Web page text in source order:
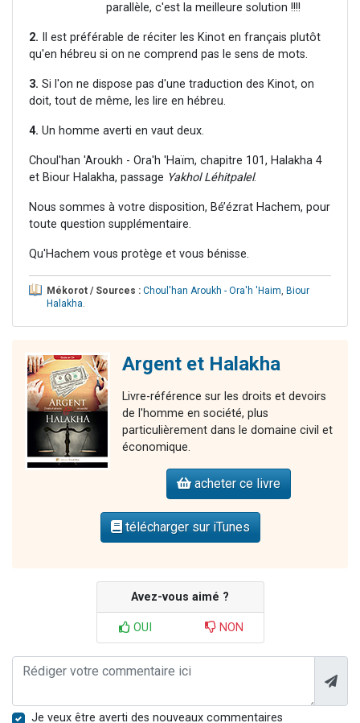
parallèle, c'est la meilleure solution !!!!
2. Il est préférable de réciter les Kinot en français plutôt
qu'en hébreu si on ne comprend pas le sens de mots.
3. Si l'on ne dispose pas d'une traduction des Kinot, on
doit, tout de même, les lire en hébreu.
4. Un homme averti en vaut deux.
Choul'han 'Aroukh - Ora'h 'Haïm, chapitre 101, Halakha 4
et Biour Halakha, passage Yakhol Léhitpalel.
Nous sommes à votre disposition, Bé’ézrat Hachem, pour
toute question supplémentaire.
Qu'Hachem vous protège et vous bénisse.
Mékorot / Sources : Choul'han Aroukh - Ora'h 'Haim, Biour
Halakha.
Argent et Halakha
Livre-référence sur les droits et devoirs
de l'homme en société, plus
particulièrement dans le domaine civil et
économique.
acheter ce livre
télécharger sur iTunes
Avez-vous aimé ?
OUI NON
Je veux être averti des nouveaux commentaires